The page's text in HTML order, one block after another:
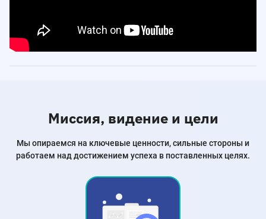
Миссия, видение и цели
Мы опираемся на ключевые ценности, сильные стороны и
работаем над достижением успеха в поставленных целях.